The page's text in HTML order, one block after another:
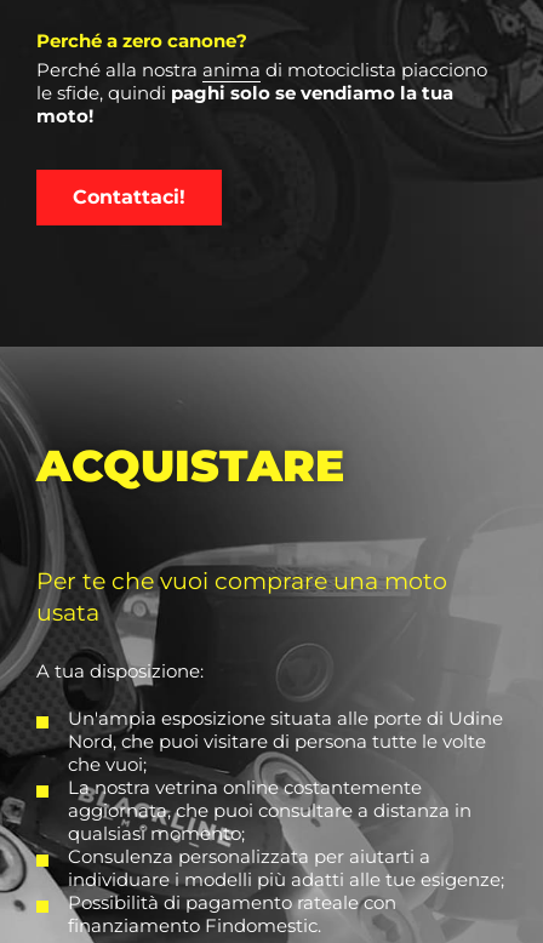
Perché a zero canone?
Perché alla nostra anima di motociclista piacciono
le sfide, quindi paghi solo se vendiamo la tua
moto!
Contattaci!
ACQUISTARE
Per te che vuoi comprare una moto
usata
A tua disposizione:
Un'ampia esposizione situata alle porte di Udine
Nord, che puoi visitare di persona tutte le volte
che vuoi;
La nostra vetrina online costantemente
aggiornata, che puoi consultare a distanza in
qualsiasi momento;
Consulenza personalizzata per aiutarti a
individuare i modelli più adatti alle tue esigenze;
Possibilità di pagamento rateale con
finanziamento Findomestic.